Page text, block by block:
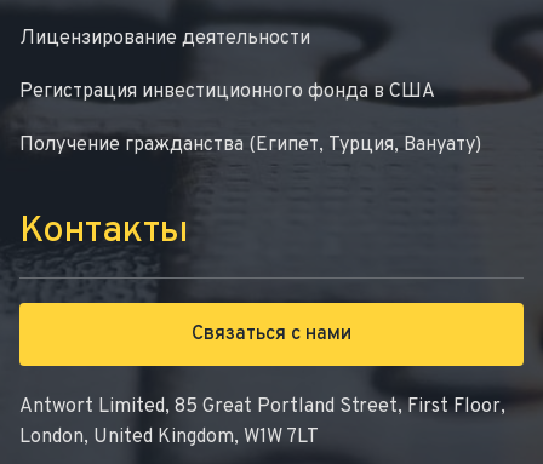
Лицензирование деятельности
Регистрация инвестиционного фонда в США
Получение гражданства (Египет, Турция, Вануату)
Контакты
Связаться с нами
Antwort Limited, 85 Great Portland Street, First Floor,
London, United Kingdom, W1W 7LT